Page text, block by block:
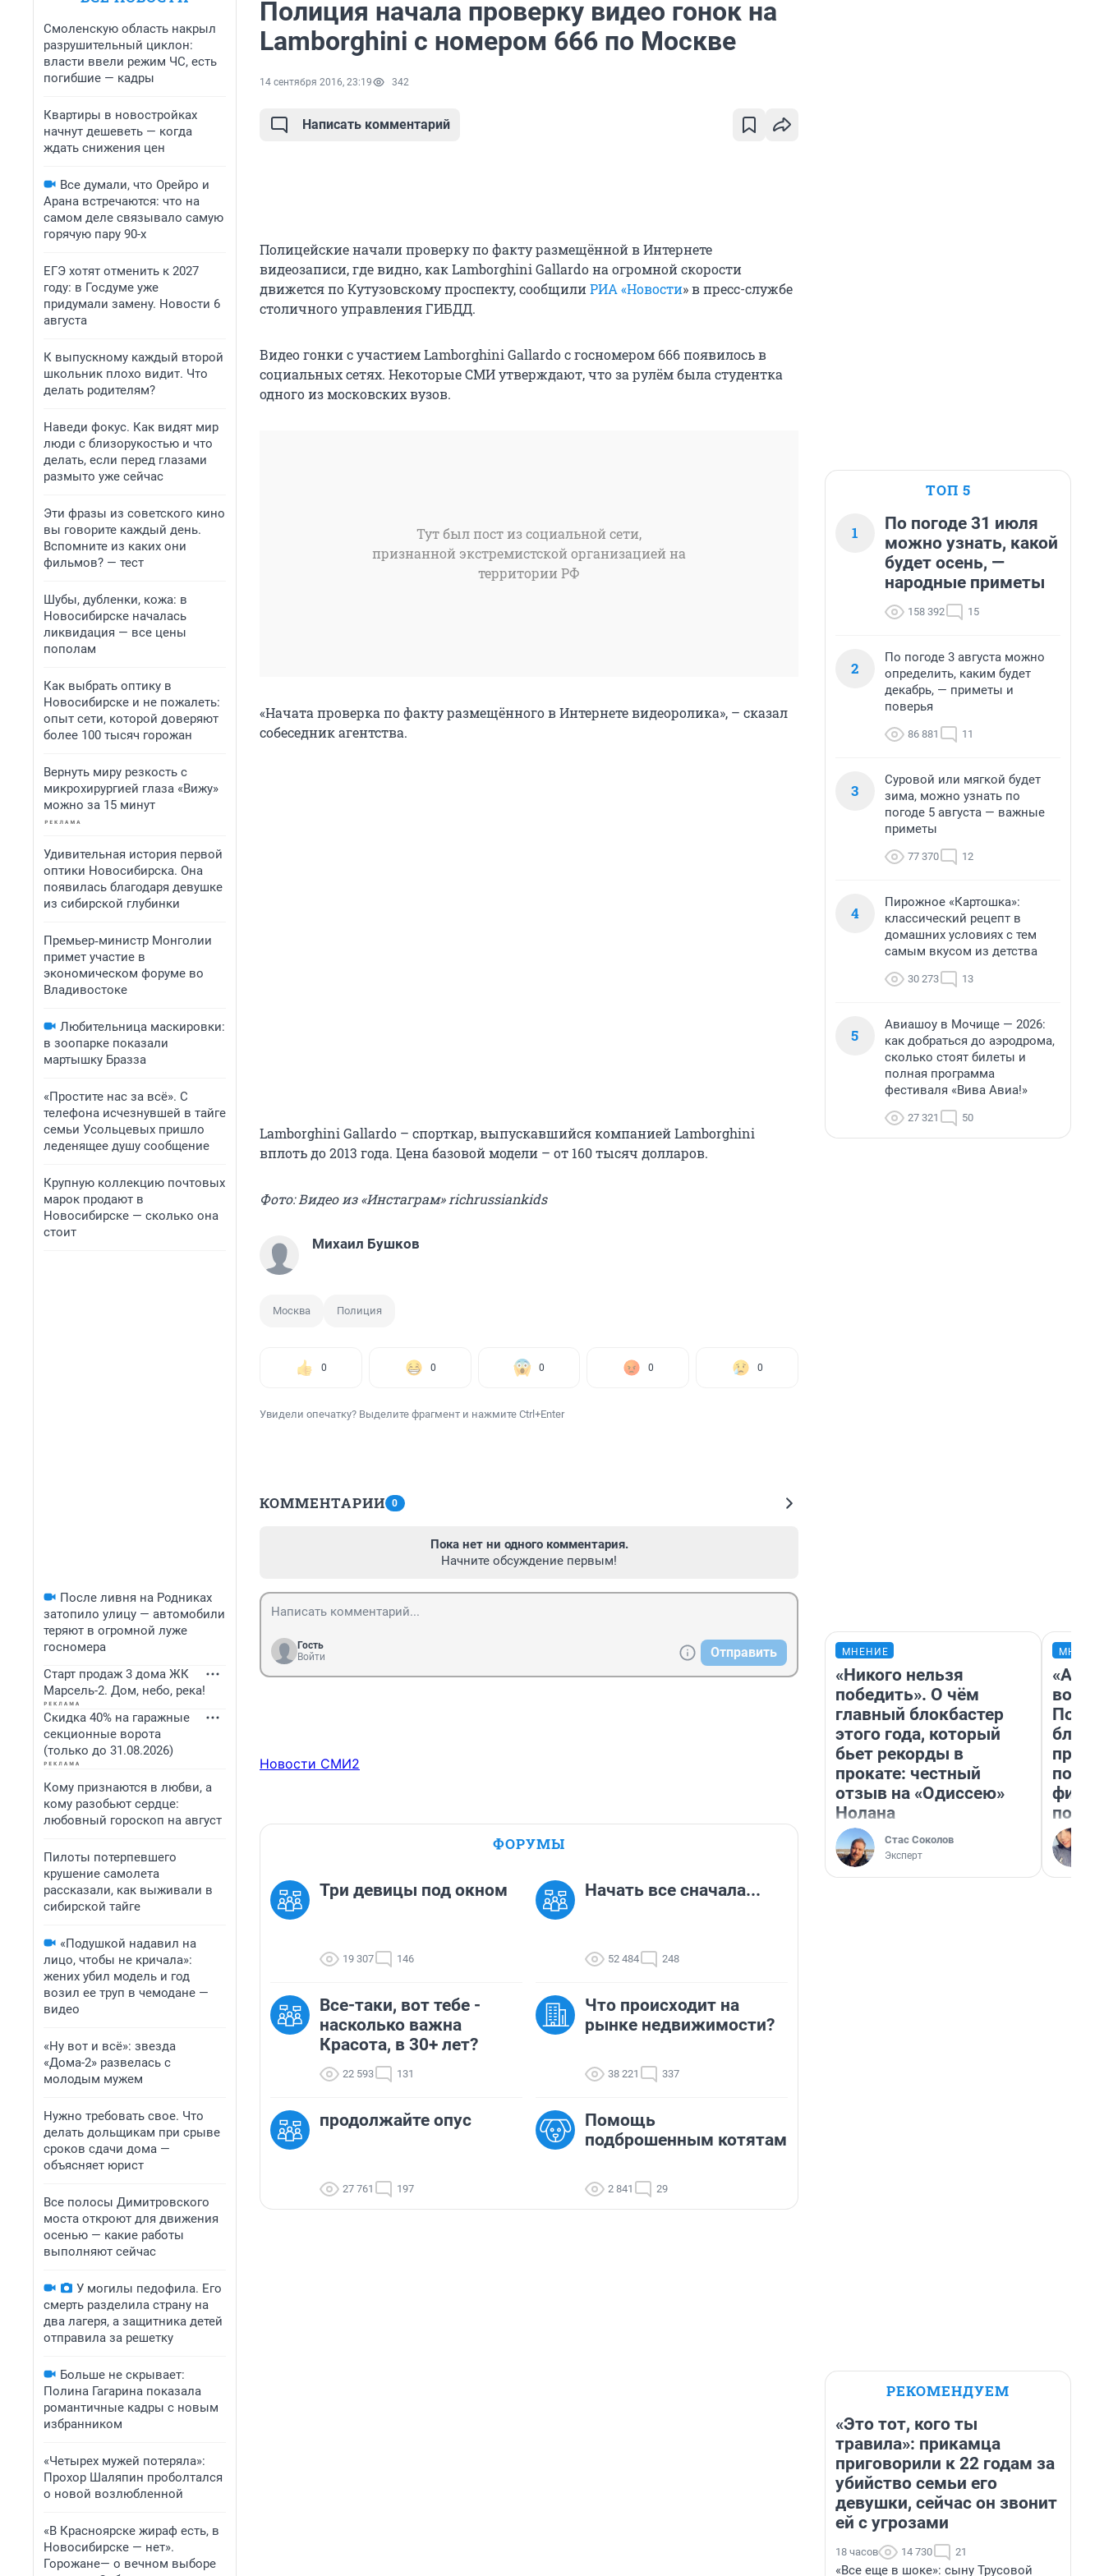
Смоленскую область накрыл
разрушительный циклон:
власти ввели режим ЧС, есть
погибшие — кадры
Квартиры в новостройках
начнут дешеветь — когда
ждать снижения цен
Все думали, что Орейро и
Арана встречаются: что на
самом деле связывало самую
горячую пару 90-х
ЕГЭ хотят отменить к 2027
году: в Госдуме уже
придумали замену. Новости 6
августа
К выпускному каждый второй
школьник плохо видит. Что
делать родителям?
Наведи фокус. Как видят мир
люди с близорукостью и что
делать, если перед глазами
размыто уже сейчас
Эти фразы из советского кино
вы говорите каждый день.
Вспомните из каких они
фильмов? — тест
Шубы, дубленки, кожа: в
Новосибирске началась
ликвидация — все цены
пополам
Как выбрать оптику в
Новосибирске и не пожалеть:
опыт сети, которой доверяют
более 100 тысяч горожан
Вернуть миру резкость с
микрохирургией глаза «Вижу»
можно за 15 минут
Удивительная история первой
оптики Новосибирска. Она
появилась благодаря девушке
из сибирской глубинки
Премьер‑министр Монголии
примет участие в
экономическом форуме во
Владивостоке
Любительница маскировки:
в зоопарке показали
мартышку Бразза
«Простите нас за всё». С
телефона исчезнувшей в тайге
семьи Усольцевых пришло
леденящее душу сообщение
Крупную коллекцию почтовых
марок продают в
Новосибирске — сколько она
стоит
После ливня на Родниках
затопило улицу — автомобили
теряют в огромной луже
госномера
Старт продаж 3 дома ЖК
Марсель-2. Дом, небо, река!
Скидка 40% на гаражные
секционные ворота
(только до 31.08.2026)
Кому признаются в любви, а
кому разобьют сердце:
любовный гороскоп на август
Пилоты потерпевшего
крушение самолета
рассказали, как выживали в
сибирской тайге
«Подушкой надавил на
лицо, чтобы не кричала»:
жених убил модель и год
возил ее труп в чемодане —
видео
«Ну вот и всё»: звезда
«Дома-2» развелась с
молодым мужем
Нужно требовать свое. Что
делать дольщикам при срыве
сроков сдачи дома —
объясняет юрист
Все полосы Димитровского
моста откроют для движения
осенью — какие работы
выполняют сейчас
У могилы педофила. Его
смерть разделила страну на
два лагеря, а защитника детей
отправила за решетку
Больше не скрывает:
Полина Гагарина показала
романтичные кадры с новым
избранником
«Четырех мужей потеряла»:
Прохор Шаляпин проболтался
о новой возлюбленной
«В Красноярске жираф есть, в
Новосибирске — нет».
Горожане— о вечном выборе
Полиция начала проверку видео гонок на
Lamborghini с номером 666 по Москве
14 сентября 2016, 23:19 342
Написать комментарий
Полицейские начали проверку по факту размещённой в Интернете
видеозаписи, где видно, как Lamborghini Gallardo на огромной скорости
движется по Кутузовскому проспекту, сообщилиРИА «Новости» в пресс-службе
столичного управления ГИБДД.
Видео гонки с участием Lamborghini Gallardo с госномером 666 появилось в
социальных сетях. Некоторые СМИ утверждают, что за рулём была студентка
одного из московских вузов.
Тут был пост из социальной сети,
признанной экстремистской организацией на
территории РФ
«Начата проверка по факту размещённого в Интернете видеоролика», – сказал
собеседник агентства.
Lamborghini Gallardo – спорткар, выпускавшийся компанией Lamborghini
вплоть до 2013 года. Цена базовой модели – от 160 тысяч долларов.
Фото: Видео из «Инстаграм» richrussiankids
Михаил Бушков
Москва Полиция
0 0 0 0 0
Увидели опечатку? Выделите фрагмент и нажмите Ctrl+Enter
КОММЕНТАРИИ 0
Пока нет ни одного комментария.
Начните обсуждение первым!
Гость
Войти
Отправить
Новости СМИ2
ФОРУМЫ
Три девицы под окном
19 307 146
Начать все сначала...
52 484 248
Все-таки, вот тебе -
насколько важна
Красота, в 30+ лет?
22 593 131
Что происходит на
рынке недвижимости?
38 221 337
продолжайте опус
27 761 197
Помощь
подброшенным котятам
2 841 29
ТОП 5
1
По погоде 31 июля
можно узнать, какой
будет осень, —
народные приметы
158 392 15
2
По погоде 3 августа можно
определить, каким будет
декабрь, — приметы и
поверья
86 881 11
3
Суровой или мягкой будет
зима, можно узнать по
погоде 5 августа — важные
приметы
77 370 12
4
Пирожное «Картошка»:
классический рецепт в
домашних условиях с тем
самым вкусом из детства
30 273 13
5
Авиашоу в Мочище — 2026:
как добраться до аэродрома,
сколько стоят билеты и
полная программа
фестиваля «Вива Авиа!»
27 321 50
МНЕНИЕ
«Никого нельзя
победить». О чём
главный блокбастер
этого года, который
бьет рекорды в
прокате: честный
отзыв на «Одиссею»
Нолана
Стас Соколов
Эксперт
вот
РЕКОМЕНДУЕМ
«Это тот, кого ты
травила»: прикамца
приговорили к 22 годам за
убийство семьи его
девушки, сейчас он звонит
ей с угрозами
18 часов 14 730 21
«Все еще в шоке»: сыну Трусовой